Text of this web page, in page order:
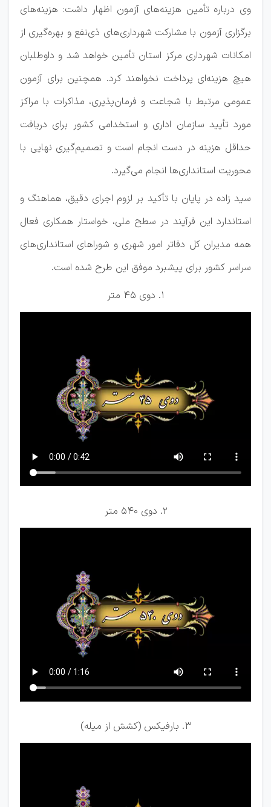
وی درباره تأمین هزینه‌های آزمون اظهار داشت: هزینه‌های
برگزاری آزمون با مشارکت شهرداری‌های ذی‌نفع و بهره‌گیری از
امکانات شهرداری مرکز استان تأمین خواهد شد و داوطلبان
هیچ هزینه‌ای پرداخت نخواهند کرد. همچنین برای آزمون
عمومی مرتبط با شجاعت و فرمان‌پذیری، مذاکرات با مراکز
مورد تأیید سازمان اداری و استخدامی کشور برای دریافت
حداقل هزینه در دست انجام است و تصمیم‌گیری نهایی با
محوریت استانداری‌ها انجام می‌گیرد.
سید زاده در پایان با تأکید بر لزوم اجرای دقیق، هماهنگ و
استاندارد این فرآیند در سطح ملی، خواستار همکاری فعال
همه مدیران کل دفاتر امور شهری و شوراهای استانداری‌های
سراسر کشور برای پیشبرد موفق این طرح شده است.
1. دوی 45 متر
2. دوی 540 متر
3. بارفیکس (کشش از میله)